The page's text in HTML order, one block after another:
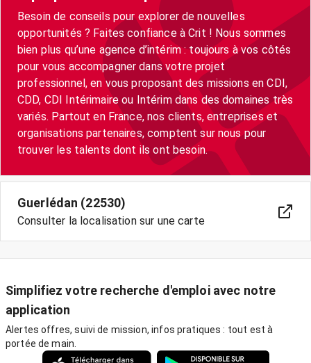
Besoin de conseils pour explorer de nouvelles
opportunités ? Faites confiance à Crit ! Nous sommes
bien plus qu’une agence d’intérim : toujours à vos côtés
pour vous accompagner dans votre projet
professionnel, en vous proposant des missions en CDI,
CDD, CDI Intérimaire ou Intérim dans des domaines très
variés. Partout en France, nos clients, entreprises et
organisations partenaires, comptent sur nous pour
trouver les talents dont ils ont besoin.
Guerlédan (22530)
Consulter la localisation sur une carte
Simplifiez votre recherche d'emploi avec notre
application
Alertes offres, suivi de mission, infos pratiques : tout est à
portée de main.